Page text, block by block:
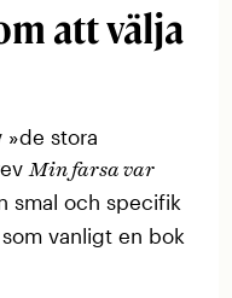
att välja
»de stora
Min farsa var
smal och specifik
vanligt en bok